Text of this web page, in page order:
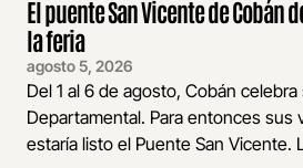
El puente San Vicente de Cobán
la feria
agosto 5, 2026
Del 1 al 6 de agosto, Cobán celebra
Departamental. Para entonces sus
estaría listo el Puente San Vicente.